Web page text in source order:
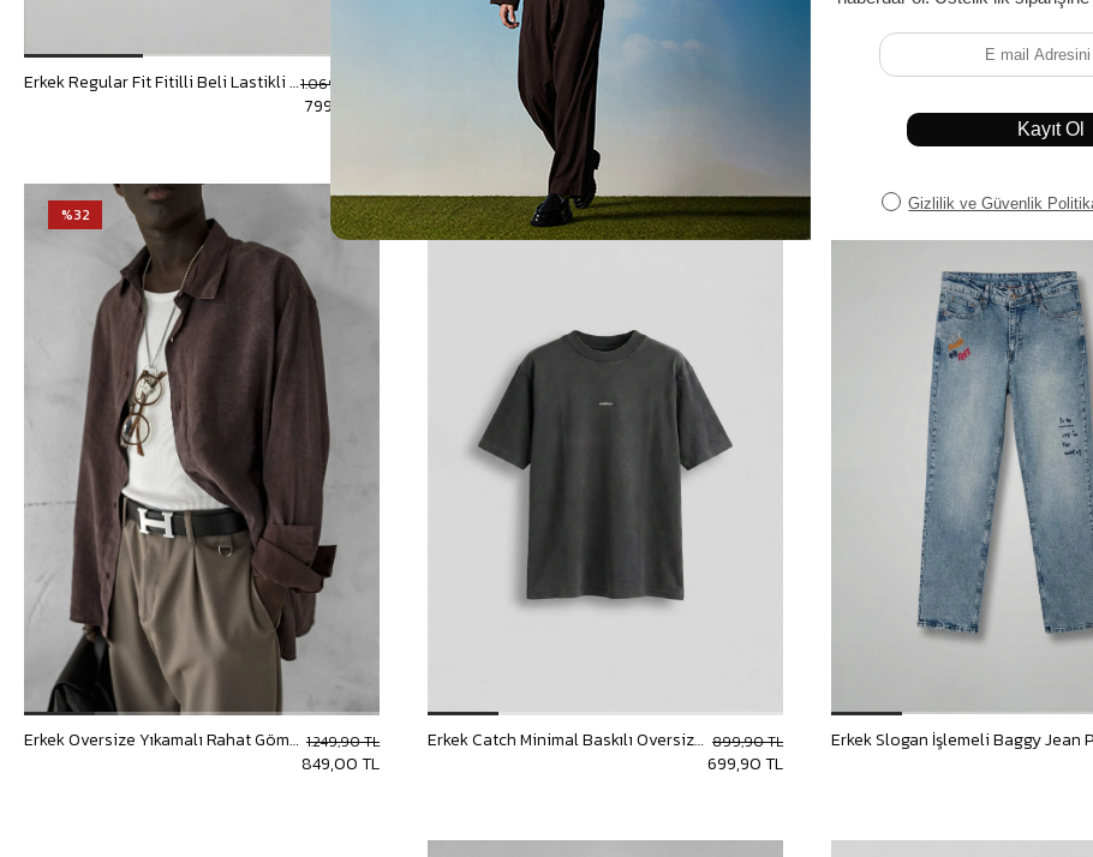
Erkek Regular Fit Fitilli Beli Lastikli Pantolon Kahverengi
799,90 TL
1.069,90 TL
%32
Erkek Oversize Yıkamalı Rahat Gömlek Kahverengi
849,00 TL
1.249,90 TL
%22
Erkek Catch Minimal Baskılı Oversize T-Shirt Siyah
699,90 TL
899,90 TL
%11